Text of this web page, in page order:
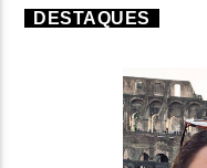
DESTAQUES